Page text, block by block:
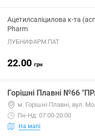
Ацетилсаліцилова к-та
Pharm
ЛУБНИФАРМ ПАТ
22.00 грн
Горішні Плавні №66
м. Горішні Плавні, вул.
Пн-Нд: 07:00-20:00
На мапі